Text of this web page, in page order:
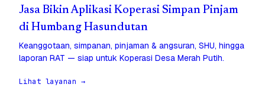
Jasa Bikin Aplikasi Koperasi Simpan Pinjam
di Humbang Hasundutan
Keanggotaan, simpanan, pinjaman & angsuran, SHU, hingga
laporan RAT — siap untuk Koperasi Desa Merah Putih.
Lihat layanan →